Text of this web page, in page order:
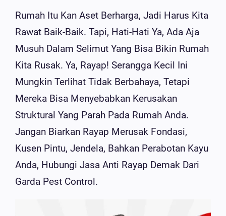
Rumah Itu Kan Aset Berharga, Jadi Harus Kita
Rawat Baik-Baik. Tapi, Hati-Hati Ya, Ada Aja
Musuh Dalam Selimut Yang Bisa Bikin Rumah
Kita Rusak. Ya, Rayap! Serangga Kecil Ini
Mungkin Terlihat Tidak Berbahaya, Tetapi
Mereka Bisa Menyebabkan Kerusakan
Struktural Yang Parah Pada Rumah Anda.
Jangan Biarkan Rayap Merusak Fondasi,
Kusen Pintu, Jendela, Bahkan Perabotan Kayu
Anda, Hubungi Jasa Anti Rayap Demak Dari
Garda Pest Control.